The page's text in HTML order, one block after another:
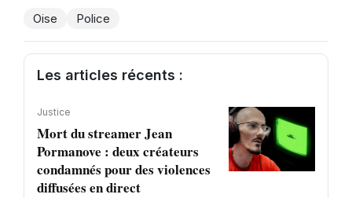
Oise Police
Les articles récents :
Justice
Mort du streamer Jean
Pormanove : deux créateurs
condamnés pour des violences
diffusées en direct